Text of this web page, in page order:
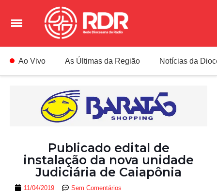
Ao Vivo As Últimas da Região Notícias da
Publicado edital de
instalação da nova unidade
Judiciária de Caiapônia
11/04/2019 Sem Comentários